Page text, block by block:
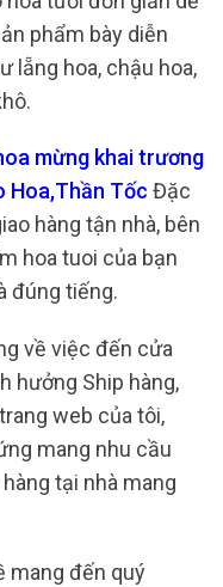
phẩm bày diễn
lẵng hoa, chậu hoa,
mừng khai trương
Hoa,Thần Tốc Đặc
hàng tận nhà, bên
hoa tuoi của bạn
đúng tiếng.
về việc đến cửa
hưởng Ship hàng,
web của tôi,
mang nhu cầu
tại nhà mang
mang đến quý